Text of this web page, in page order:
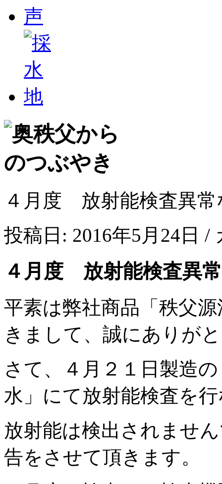
４月度 放射能検査異常
投稿日: 2016年5月24日
４月度 放射能検査異
平素は弊社商品「秩父
きまして、誠にありが
さて、４月２１日製造
水」にて放射能検査を
放射能は検出されませ
告をさせて頂きます。